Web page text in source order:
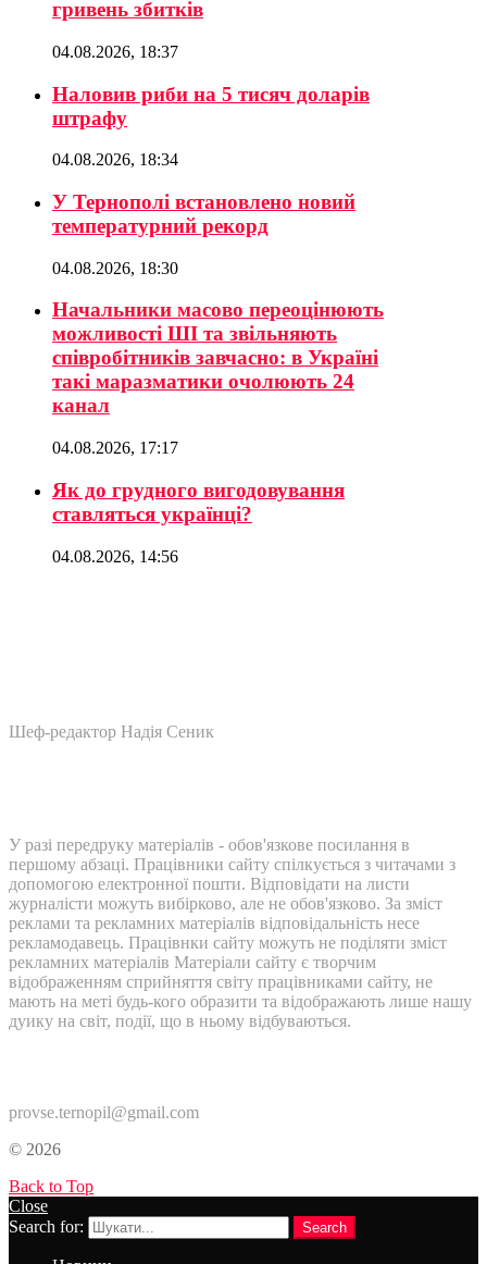
гривень збитків
04.08.2026, 18:37
Наловив риби на 5 тисяч доларів
штрафу
04.08.2026, 18:34
У Тернополі встановлено новий
температурний рекорд
04.08.2026, 18:30
Начальники масово переоцінюють
можливості ШІ та звільняють
співробітників завчасно: в Україні
такі маразматики очолюють 24
канал
04.08.2026, 17:17
Як до грудного вигодовування
ставляться українці?
04.08.2026, 14:56
Шеф-редактор Надія Сеник
У разі передруку матеріалів - обов'язкове посилання в
першому абзаці. Працівники сайту спілкується з читачами з
допомогою електронної пошти. Відповідати на листи
журналісти можуть вибірково, але не обов'язково. За зміст
реклами та рекламних матеріалів відповідальність несе
рекламодавець. Працівнки сайту можуть не поділяти зміст
рекламних матеріалів Матеріали сайту є творчим
відображенням сприйняття світу працівниками сайту, не
мають на меті будь-кого образити та відображають лише нашу
дуику на світ, події, що в ньому відбуваються.
provse.ternopil@gmail.com
© 2026
Back to Top
Close
Search for:
Search